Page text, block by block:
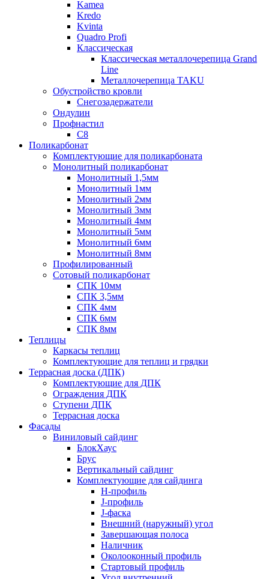
Kamea
Kredo
Kvinta
Quadro Profi
Классическая
Классическая металлочерепица Grand
Line
Металлочерепица TAKU
Обустройство кровли
Снегозадержатели
Ондулин
Профнастил
С8
Поликарбонат
Комплектующие для поликарбоната
Монолитный поликарбонат
Монолитный 1,5мм
Монолитный 1мм
Монолитный 2мм
Монолитный 3мм
Монолитный 4мм
Монолитный 5мм
Монолитный 6мм
Монолитный 8мм
Профилированный
Сотовый поликарбонат
СПК 10мм
СПК 3,5мм
СПК 4мм
СПК 6мм
СПК 8мм
Теплицы
Каркасы теплиц
Комплектующие для теплиц и грядки
Террасная доска (ДПК)
Комплектующие для ДПК
Ограждения ДПК
Ступени ДПК
Террасная доска
Фасады
Виниловый сайдинг
БлокХаус
Брус
Вертикальный сайдинг
Комплектующие для сайдинга
H-профиль
J-профиль
J-фаска
Внешний (наружный) угол
Завершающая полоса
Наличник
Околооконный профиль
Стартовый профиль